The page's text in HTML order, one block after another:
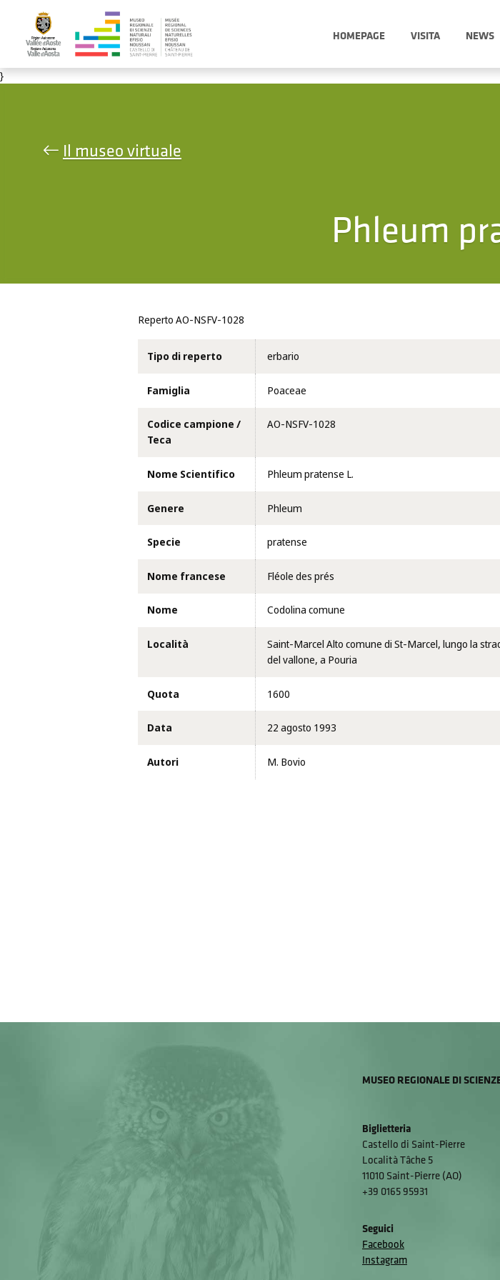
HOMEPAGE VISITA NEWS
}
Il museo virtuale
Phleum
Reperto AO-NSFV-1028
Tipo di reperto erbario
Famiglia Poaceae
Codice campione /
Teca
AO-NSFV-1028
Nome Scientifico Phleum pratense L.
Genere Phleum
Specie pratense
Nome francese Fléole des prés
Nome Codolina comune
Località
Saint-Marcel Alto comune di St-Marcel, lungo la
del vallone, a Pouria
Quota 1600
Data 22 agosto 1993
Autori M. Bovio
MUSEO REGIONALE DI
Biglietteria
Castello di Saint-Pierre
Località Tâche 5
11010 Saint-Pierre (AO)
+39 0165 95931
Seguici
Facebook
Instagram